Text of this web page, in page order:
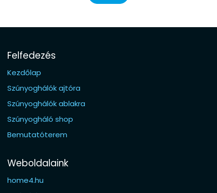
Felfedezés
Kezdőlap
Szúnyoghálók ajtóra
Szúnyoghálók ablakra
Szúnyogháló shop
Bemutatóterem
Weboldalaink
home4.hu